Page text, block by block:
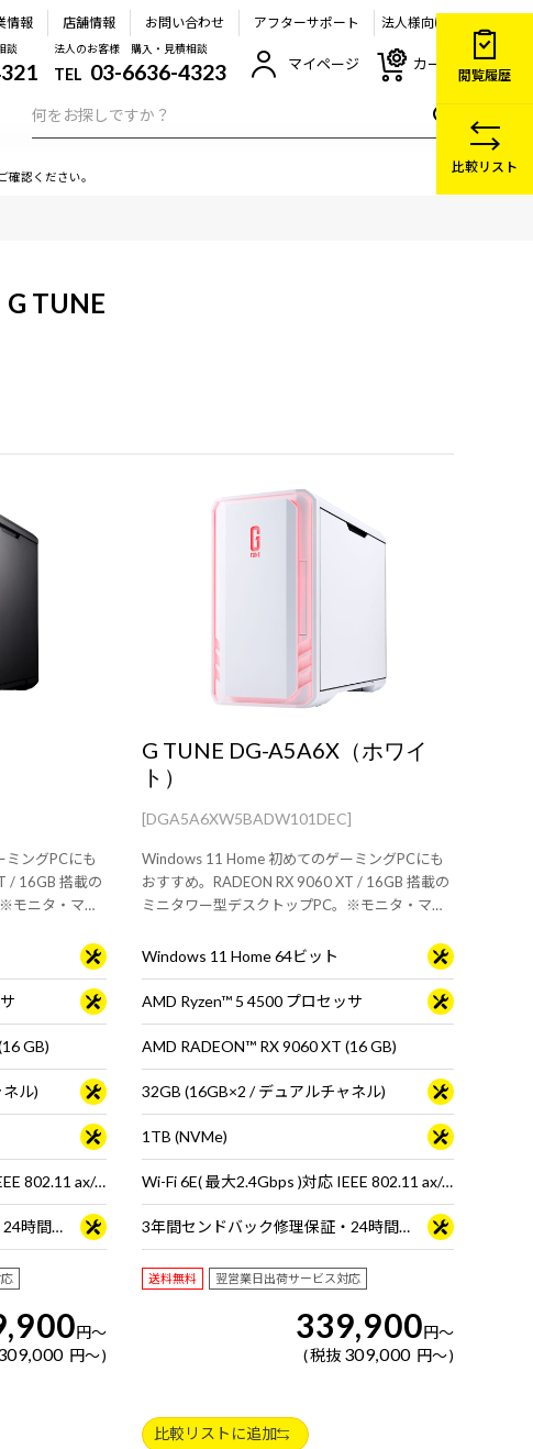
情報 店舗情報 お問い合わせ アフターサポート 法人様向け
談 法人のお客様 購入・見積相談
TEL 03-6636-4323 マイページ カート
確認ください。
G TUNE
ングPCにも
/ 16GB 搭載の
モニタ・マウ
GB)
ル)
Wi-Fi 6E( 最大2.4Gbps )対応 IEEE 802.11 ax/ac/a/b/g/n準拠 ＋ Bluetooth 5内蔵
3年間センドバック修理保証・24時間×365日電話サポート
円～
円～
G TUNE DG-A5A6X（ホワイ
ト）
[DGA5A6XW5BADW101DEC]
Windows 11 Home 初めてのゲーミングPCにも
おすすめ。RADEON RX 9060 XT / 16GB 搭載の
ミニタワー型デスクトップPC。※モニタ・マウ
Windows 11 Home 64ビット
AMD Ryzen™ 5 4500 プロセッサ
AMD RADEON™ RX 9060 XT (16 GB)
32GB (16GB×2 / デュアルチャネル)
1TB (NVMe)
Wi-Fi 6E( 最大2.4Gbps )対応 IEEE 802.11 ax/ac/a/b/g/n準拠 ＋ Bluetooth 5内蔵
3年間センドバック修理保証・24時間×365日電話サポート
送料無料 翌営業日出荷サービス対応
339,900円～
税抜 309,000 円～
比較リストに追加
閲覧履歴
比較リスト